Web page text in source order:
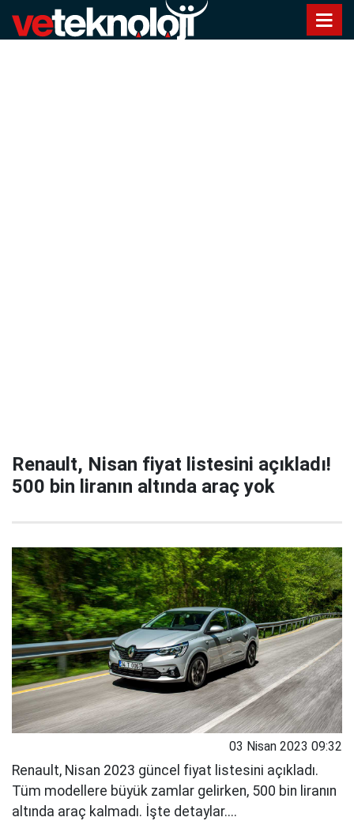
Renault, Nisan fiyat listesini açıkladı!
500 bin liranın altında araç yok
03 Nisan 2023 09:32
Renault, Nisan 2023 güncel fiyat listesini açıkladı.
Tüm modellere büyük zamlar gelirken, 500 bin liranın
altında araç kalmadı. İşte detaylar....